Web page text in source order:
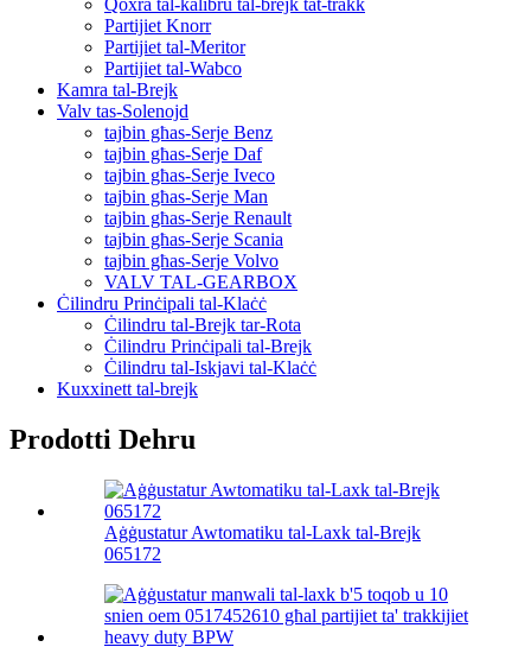
Qoxra tal-kalibru tal-brejk tat-trakk
Partijiet Knorr
Partijiet tal-Meritor
Partijiet tal-Wabco
Kamra tal-Brejk
Valv tas-Solenojd
tajbin għas-Serje Benz
tajbin għas-Serje Daf
tajbin għas-Serje Iveco
tajbin għas-Serje Man
tajbin għas-Serje Renault
tajbin għas-Serje Scania
tajbin għas-Serje Volvo
VALV TAL-GEARBOX
Ċilindru Prinċipali tal-Klaċċ
Ċilindru tal-Brejk tar-Rota
Ċilindru Prinċipali tal-Brejk
Ċilindru tal-Iskjavi tal-Klaċċ
Kuxxinett tal-brejk
Prodotti Dehru
Aġġustatur Awtomatiku tal-Laxk tal-Brejk
065172